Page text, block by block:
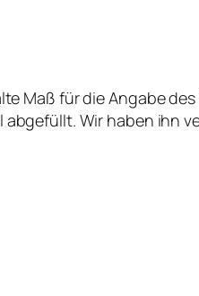
Maß für die Angabe
abgefüllt. Wir haben ihn